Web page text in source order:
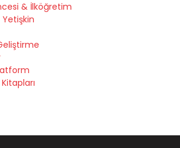
& İlköğretim